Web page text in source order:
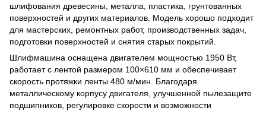
шлифования древесины, металла, пластика, грунтованных
поверхностей и других материалов. Модель хорошо подходит
для мастерских, ремонтных работ, производственных задач,
подготовки поверхностей и снятия старых покрытий.
Шлифмашина оснащена двигателем мощностью 1950 Вт,
работает с лентой размером 100×610 мм и обеспечивает
скорость протяжки ленты 480 м/мин. Благодаря
металлическому корпусу двигателя, улучшенной пылезащите
подшипников, регулировке скорости и возможности